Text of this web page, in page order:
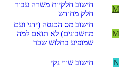
M
חישוב חלקיות משרה עבור
חלק מחודש
M
חישוב מס הכנסה (ידני ועם
מחשבונים) לא תואם למה
שמופיע בתלוש שכר
N חישוב שווי נקי